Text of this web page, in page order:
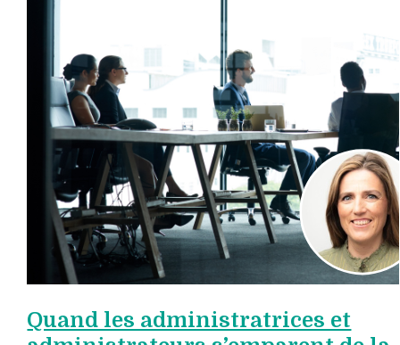
Quand les administratrices et